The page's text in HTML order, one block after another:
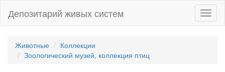
Депозитарий живых систем
Животные
Коллекции
Зоологический музей, коллекция птиц